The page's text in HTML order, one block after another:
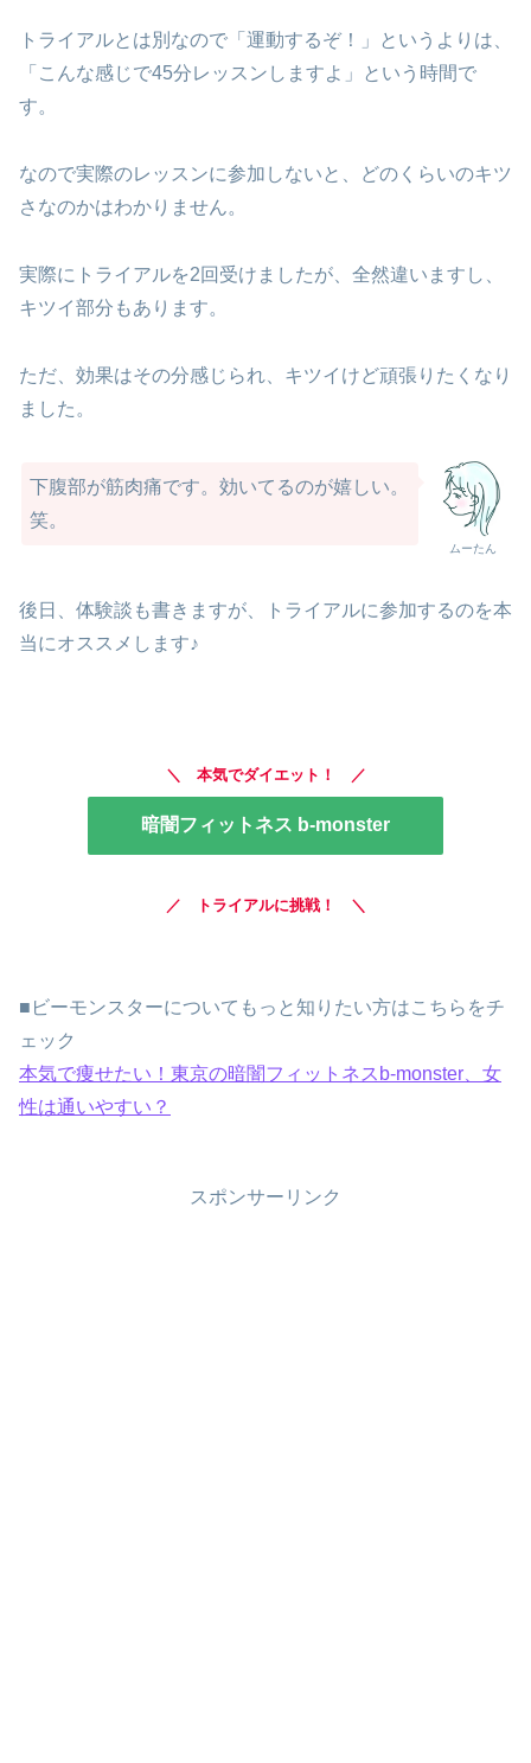
トライアルとは別なので「運動するぞ！」というよりは、
「こんな感じで45分レッスンしますよ」という時間で
す。
なので実際のレッスンに参加しないと、どのくらいのキツ
さなのかはわかりません。
実際にトライアルを2回受けましたが、全然違いますし、
キツイ部分もあります。
ただ、効果はその分感じられ、キツイけど頑張りたくなり
ました。
ムーたん
下腹部が筋肉痛です。効いてるのが嬉しい。
笑。
後日、体験談も書きますが、トライアルに参加するのを本
当にオススメします♪
＼ 本気でダイエット！ ／
暗闇フィットネス b-monster
／ トライアルに挑戦！ ＼
■ビーモンスターについてもっと知りたい方はこちらをチ
ェック
本気で痩せたい！東京の暗闇フィットネスb-monster、女
性は通いやすい？
スポンサーリンク